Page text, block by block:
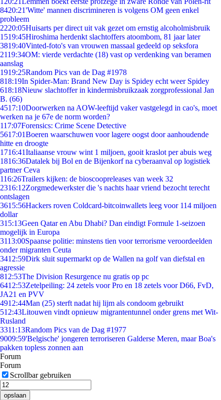
8420:21'Witte' mannen discrimineren is volgens OM geen enkel
probleem
2220:05Huisarts per direct uit vak gezet om ernstig alcoholmisbruik
1519:45Hiroshima herdenkt slachtoffers atoombom, 81 jaar later
3819:40Vinted-foto's van vrouwen massaal gedeeld op seksfora
2119:34OM: vierde verdachte (18) vast op verdenking van beramen
aanslag
1919:25Random Pics van de Dag #1978
818:19In Spider-Man: Brand New Day is Spidey echt weer Spidey
618:18Nieuw slachtoffer in kindermisbruikzaak zorgprofessional Jan
B. (66)
4517:10Doorwerken na AOW-leeftijd vaker vastgelegd in cao's, moet
werken na je 67e de norm worden?
117:07Forensics: Crime Scene Detective
5617:01Boeren waarschuwen voor lagere oogst door aanhoudende
hitte en droogte
1716:41Italiaanse vrouw wint 1 miljoen, gooit kraslot per abuis weg
1816:36Datalek bij Bol en de Bijenkorf na cyberaanval op logistiek
partner Ceva
116:26Trailers kijken: de bioscoopreleases van week 32
2316:12Zorgmedewerkster die 's nachts haar vriend bezocht terecht
ontslagen
3615:56Hackers roven Coldcard-bitcoinwallets leeg voor 114 miljoen
dollar
315:13Geen Qatar en Abu Dhabi? Dan eindigt Formule 1-seizoen
mogelijk in Europa
3113:00Spaanse politie: minstens tien voor terrorisme veroordeelden
onder migranten Ceuta
3412:59Dirk sluit supermarkt op de Wallen na golf van diefstal en
agressie
812:53The Division Resurgence nu gratis op pc
6412:53Zetelpeiling: 24 zetels voor Pro en 18 zetels voor D66, FvD,
JA21 en PVV
4912:44Man (25) sterft nadat hij lijm als condoom gebruikt
512:43Litouwen vindt opnieuw migrantentunnel onder grens met Wit-
Rusland
3311:13Random Pics van de Dag #1977
9009:59'Belgische' jongeren terroriseren Galderse Meren, maar Boa's
pakken topless zonnen aan
Forum
Forum
Scrollbar gebruiken
opslaan